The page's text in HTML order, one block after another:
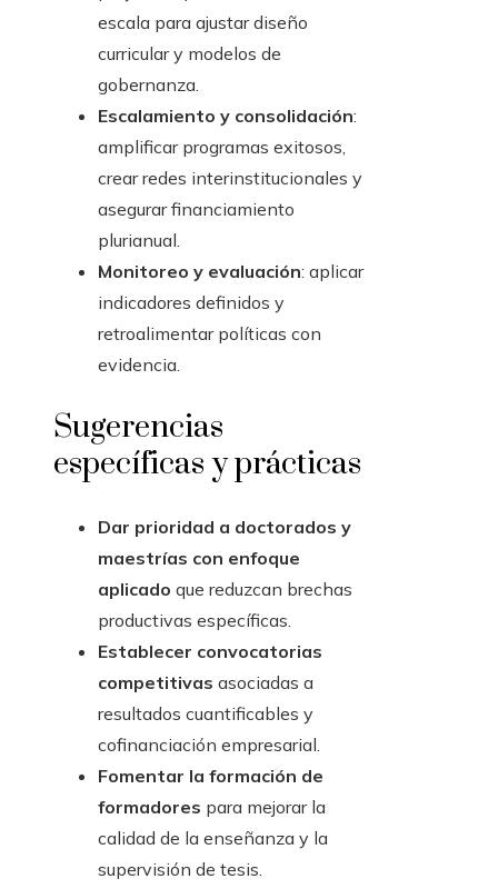
escala para ajustar diseño
curricular y modelos de
gobernanza.
Escalamiento y consolidación:
amplificar programas exitosos,
crear redes interinstitucionales y
asegurar financiamiento
plurianual.
Monitoreo y evaluación: aplicar
indicadores definidos y
retroalimentar políticas con
evidencia.
Sugerencias
específicas y prácticas
Dar prioridad a doctorados y
maestrías con enfoque
aplicado que reduzcan brechas
productivas específicas.
Establecer convocatorias
competitivas asociadas a
resultados cuantificables y
cofinanciación empresarial.
Fomentar la formación de
formadores para mejorar la
calidad de la enseñanza y la
supervisión de tesis.